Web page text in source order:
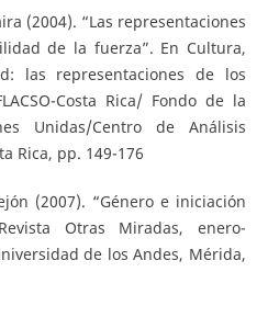
(2004). “Las representaciones
de la fuerza”. En Cultura,
las representaciones de los
Costa Rica/ Fondo de la
Unidas/Centro de Análisis
Rica, pp. 149-176
(2007). “Género e iniciación
Otras Miradas, enero-
de los Andes, Mérida,